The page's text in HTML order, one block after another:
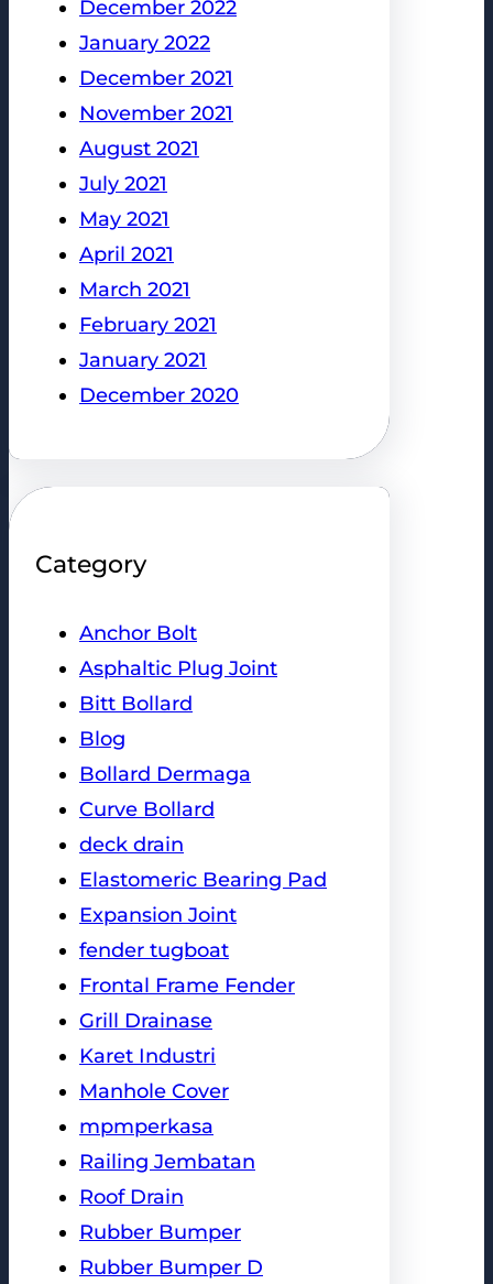
December 2022
January 2022
December 2021
November 2021
August 2021
July 2021
May 2021
April 2021
March 2021
February 2021
January 2021
December 2020
Category
Anchor Bolt
Asphaltic Plug Joint
Bitt Bollard
Blog
Bollard Dermaga
Curve Bollard
deck drain
Elastomeric Bearing Pad
Expansion Joint
fender tugboat
Frontal Frame Fender
Grill Drainase
Karet Industri
Manhole Cover
mpmperkasa
Railing Jembatan
Roof Drain
Rubber Bumper
Rubber Bumper D